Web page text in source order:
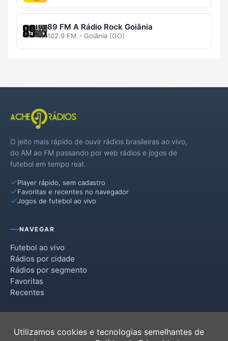
89 FM A Rádio Rock Goiânia
102.9 FM - Goiânia (GO)
O jeito mais rápido de ouvir rádios brasileiras ao vivo,
do AM ao FM passando por web rádios e jogos de
futebol em tempo real.
Player rápido, sem cadastro
Favoritas e recentes no navegador
Jogos de futebol ao vivo
NAVEGAR
Futebol ao vivo
Rádios por cidade
Rádios por segmento
Favoritas
Recentes
Utilizamos cookies e tecnologias semelhantes de